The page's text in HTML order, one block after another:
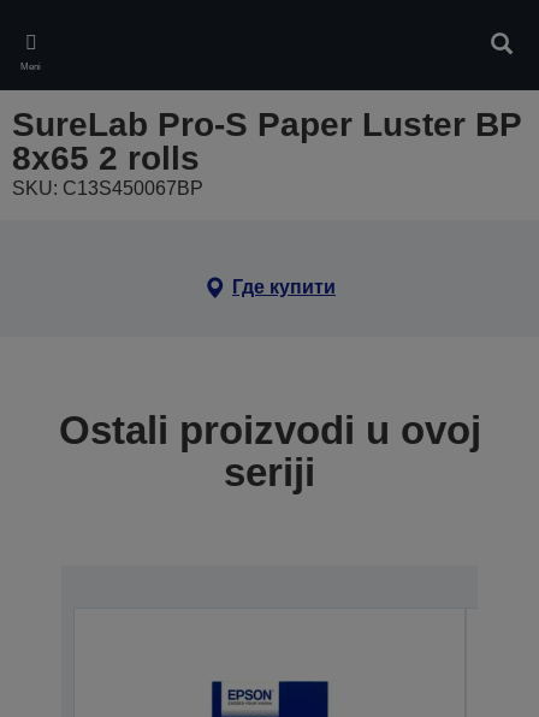
main
content
Meni
SureLab Pro-S Paper Luster BP
8x65 2 rolls
SKU: C13S450067BP
Где купити
Ostali proizvodi u ovoj
seriji